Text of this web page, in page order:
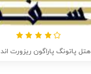
هتل پاتونگ پاراگون ریزورت